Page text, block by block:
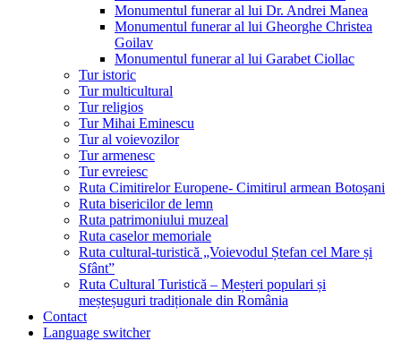
Monumentul funerar al lui Dr. Andrei Manea
Monumentul funerar al lui Gheorghe Christea
Goilav
Monumentul funerar al lui Garabet Ciollac
Tur istoric
Tur multicultural
Tur religios
Tur Mihai Eminescu
Tur al voievozilor
Tur armenesc
Tur evreiesc
Ruta Cimitirelor Europene- Cimitirul armean Botoșani
Ruta bisericilor de lemn
Ruta patrimoniului muzeal
Ruta caselor memoriale
Ruta cultural-turistică „Voievodul Ștefan cel Mare și
Sfânt”
Ruta Cultural Turistică – Meșteri populari și
meșteșuguri tradiționale din România
Contact
Language switcher